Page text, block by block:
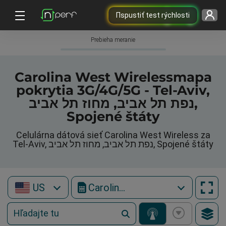
Пspustiť test rýchlosti
Prebieha meranie
Carolina West Wirelessmapa
pokrytia 3G/4G/5G - Tel-Aviv,
נפת תל אביב, מחוז תל אביב,
Spojené štáty
Celulárna dátová sieť Carolina West Wireless za
Tel-Aviv, נפת תל אביב, מחוז תל אביב, Spojené štáty
US Carolina West Wireless